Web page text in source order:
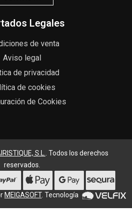
Legales
de venta
Aviso legal
de privacidad
de cookies
de Cookies
S.L.. Todos los derechos
reservados.
MEIGASOFT. Tecnología